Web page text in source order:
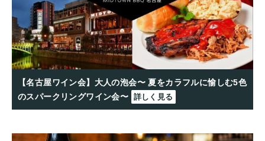
【名古屋ワイン会】大人の泡会〜 夏をカラフルに愉しむ5色
のスパークリングワイン会〜 詳しく見る